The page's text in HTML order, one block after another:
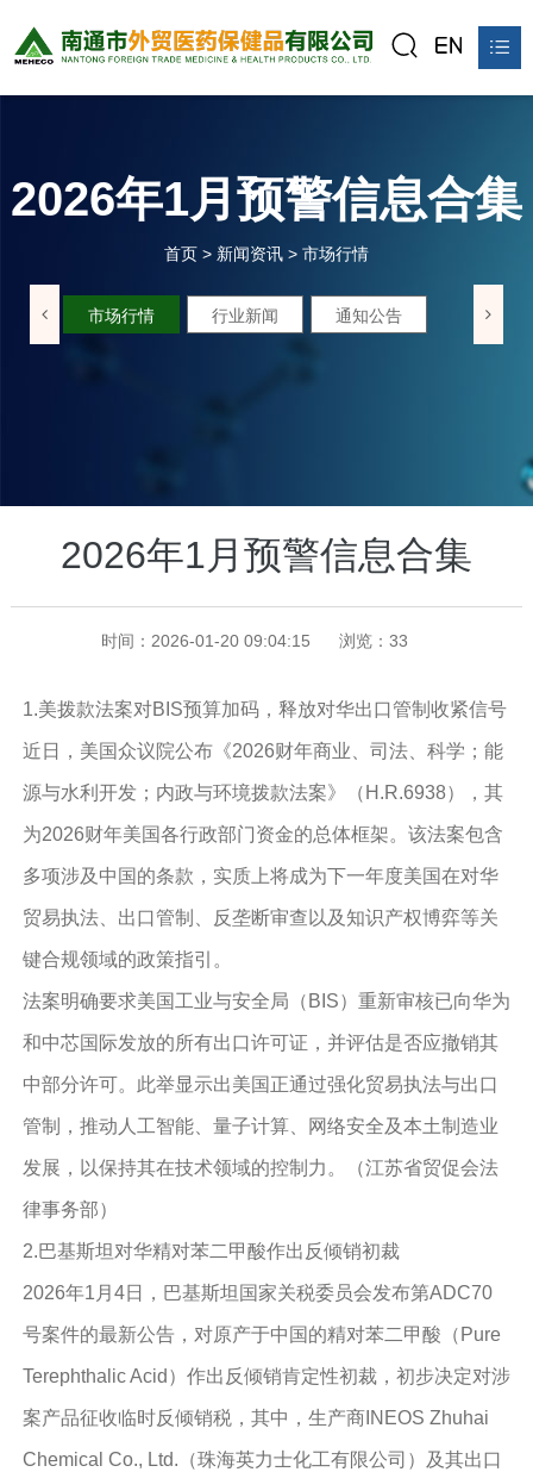
产品中心
公平贸易站
2026年1月预警信息合集
首页 > 新闻资讯 > 市场行情
市场行情 行业新闻 通知公告
2026年1月预警信息合集
时间：2026-01-20 09:04:15 浏览： 33
1.美拨款法案对BIS预算加码，释放对华出口管制收紧信号
近日，美国众议院公布《2026财年商业、司法、科学；能
源与水利开发；内政与环境拨款法案》（H.R.6938），其
为2026财年美国各行政部门资金的总体框架。该法案包含
多项涉及中国的条款，实质上将成为下一年度美国在对华
贸易执法、出口管制、反垄断审查以及知识产权博弈等关
键合规领域的政策指引。
法案明确要求美国工业与安全局（BIS）重新审核已向华为
和中芯国际发放的所有出口许可证，并评估是否应撤销其
中部分许可。此举显示出美国正通过强化贸易执法与出口
管制，推动人工智能、量子计算、网络安全及本土制造业
发展，以保持其在技术领域的控制力。（江苏省贸促会法
律事务部）
2.巴基斯坦对华精对苯二甲酸作出反倾销初裁
2026年1月4日，巴基斯坦国家关税委员会发布第ADC70
号案件的最新公告，对原产于中国的精对苯二甲酸（Pure
Terephthalic Acid）作出反倾销肯定性初裁，初步决定对涉
案产品征收临时反倾销税，其中，生产商INEOS Zhuhai
Chemical Co., Ltd.（珠海英力士化工有限公司）及其出口